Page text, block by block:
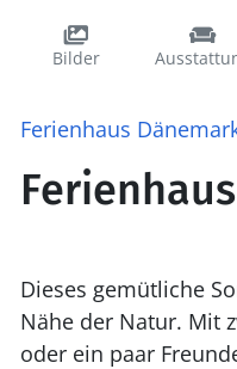
Bilder
Ferienhaus
Dieses gemütliche
Nähe der Natur. Mit
oder ein paar